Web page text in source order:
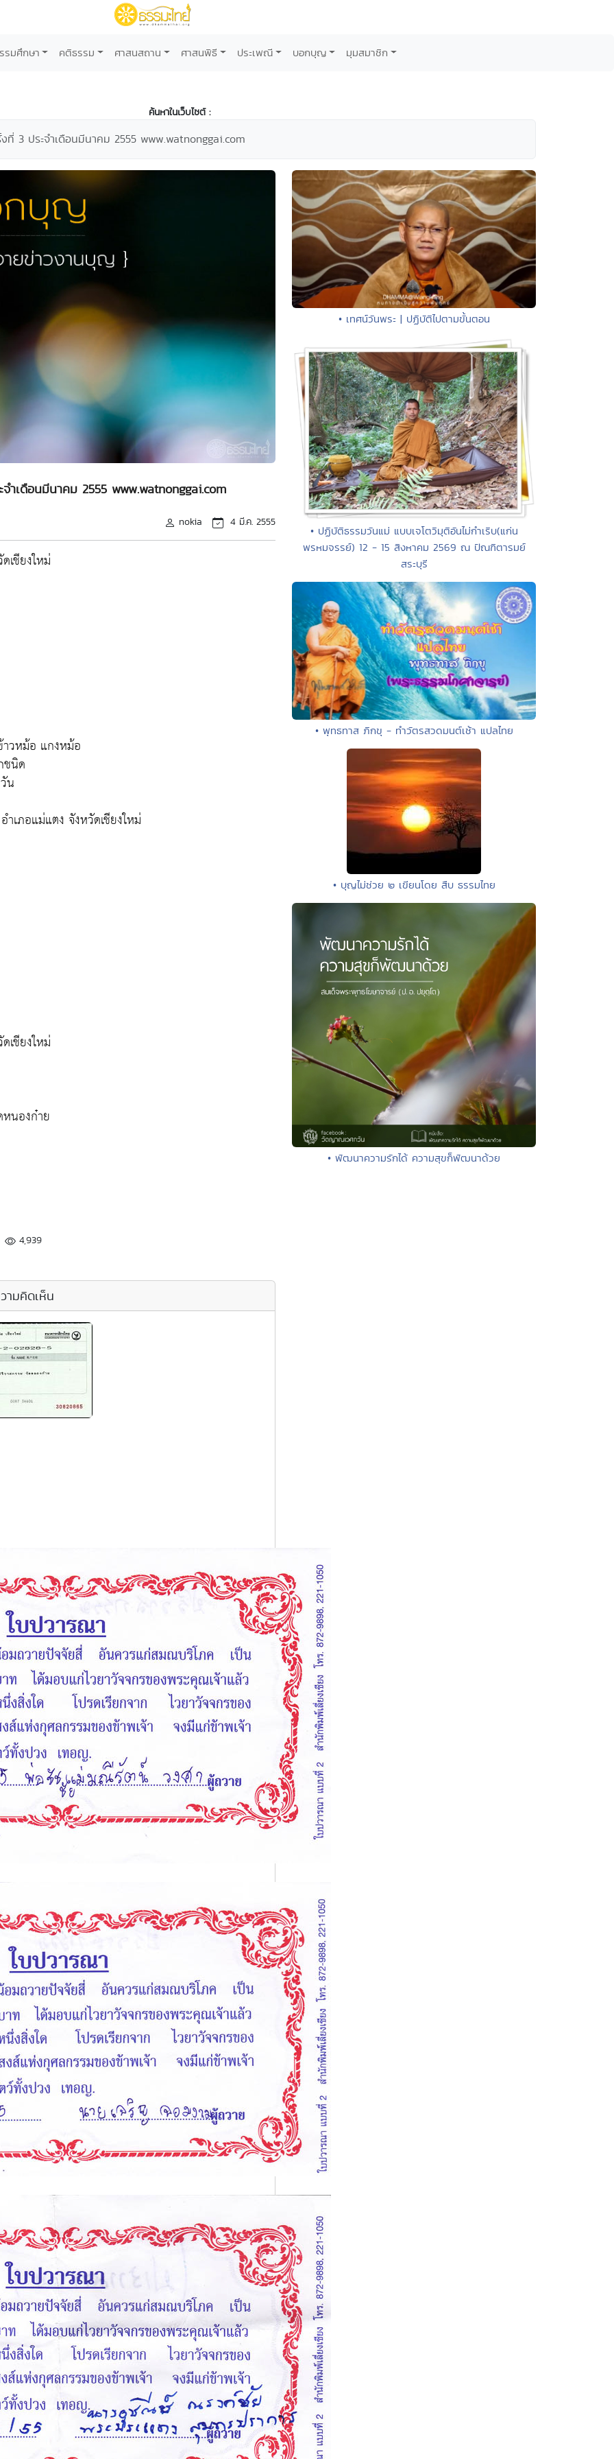
รมศึกษา คติธรรม ศาสนสถาน ศาสนพิธี ประเพณี บอกบุญ มุมสมาชิก
ค้นหาในเว็บไซต์ :
ที่ 3 ประจำเดือนมีนาคม 2555 www.watnonggai.com
เดือนมีนาคม 2555 www.watnonggai.com
nokia 4 มี.ค. 2555
เชียงใหม่
วหม้อ แกงหม้อ
ชนิด
น
เภอแม่แตง จังหวัดเชียงใหม่
เชียงใหม่
นองก๋าย
4,939
ามคิดเห็น
• เทศน์วันพระ | ปฏิบัติไปตามขั้นตอน
• ปฏิบัติธรรมวันแม่ แบบเจโตวิมุติอันไม่กำเริบ(แก่น
พรหมจรรย์) 12 - 15 สิงหาคม 2569 ณ ปัณฑิตารมย์
สระบุรี
• พุทธทาส ภิกขุ - ทำวัตรสวดมนต์เช้า แปลไทย
• บุญไม่ช่วย ๒ เขียนโดย สืบ ธรรมไทย
• พัฒนาความรักได้ ความสุขก็พัฒนาด้วย